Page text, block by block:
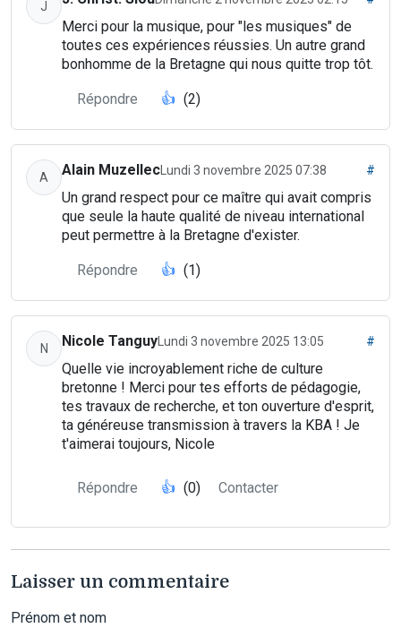
J
Merci pour la musique, pour "les musiques" de
toutes ces expériences réussies. Un autre grand
bonhomme de la Bretagne qui nous quitte trop tôt.
Répondre 👍 (2)
A Alain MuzellecLundi 3 novembre 2025 07:38 #
Un grand respect pour ce maître qui avait compris
que seule la haute qualité de niveau international
peut permettre à la Bretagne d'exister.
Répondre 👍 (1)
N Nicole TanguyLundi 3 novembre 2025 13:05 #
Quelle vie incroyablement riche de culture
bretonne ! Merci pour tes efforts de pédagogie,
tes travaux de recherche, et ton ouverture d'esprit,
ta généreuse transmission à travers la KBA ! Je
t'aimerai toujours, Nicole
Répondre 👍 (0) Contacter
Laisser un commentaire
Prénom et nom